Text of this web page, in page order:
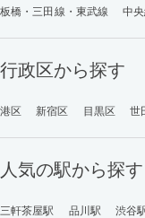
板橋・三田線・東武線
中
行政区から探す
港区 新宿区 目黒区 世
人気の駅から探す
三軒茶屋駅 品川駅 渋谷